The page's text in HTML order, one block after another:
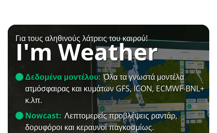
Για τους αληθινούς λάτρεις του καιρού!
I'm Weather
Δεδομένα μοντέλου: Όλα τα γνωστά μοντέλα
ατμόσφαιρας και κυμάτων GFS, ICON, ECMWF-BNL+
κ.λπ.
Nowcast: Λεπτομερείς προβλέψεις ραντάρ,
δορυφόροι και κεραυνοί παγκοσμίως.